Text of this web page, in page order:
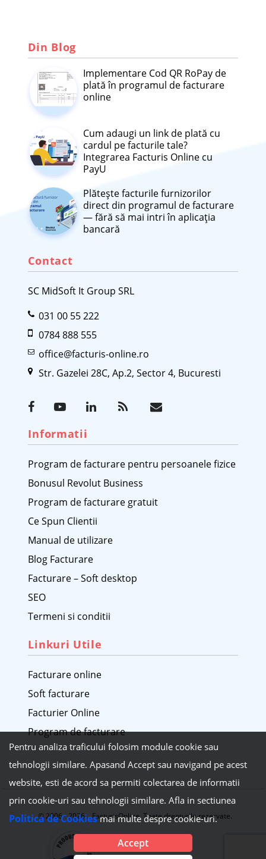
Din Blog
Implementare Cod QR RoPay de
plată în programul de facturare
online
Cum adaugi un link de plată cu
cardul pe facturile tale?
Integrarea Facturis Online cu
PayU
Plătește facturile furnizorilor
direct din programul de facturare
— fără să mai intri în aplicația
bancară
Contact
SC MidSoft It Group SRL
031 00 55 222
0784 888 555
office@facturis-online.ro
Str. Gazelei 28C, Ap.2, Sector 4, Bucuresti
Informatii
Program de facturare pentru persoanele fizice
Bonusul Revolut Business
Program de facturare gratuit
Ce Spun Clientii
Manual de utilizare
Blog Facturare
Facturare – Soft desktop
SEO
Termeni si conditii
Linkuri Utile
Facturare online
Soft facturare
Facturier Online
Program de facturare
© 2006 - 2026 FacturisOnline. Toate drepturile rezervate.
Pentru analiza traficului folosim module cookie sau
tehnologii similare. Apasand Accept sau navigand pe acest
website, esti de acord sa permiti colectarea de informatii
prin cookie-uri sau tehnologii similare. Afla in sectiunea
Politica de Cookiesmai multe despre cookie-uri.
Accept